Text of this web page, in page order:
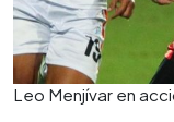
Leo Menjívar en